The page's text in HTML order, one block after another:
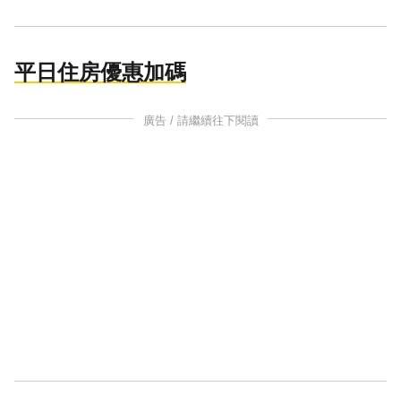
平日住房優惠加碼
廣告 / 請繼續往下閱讀